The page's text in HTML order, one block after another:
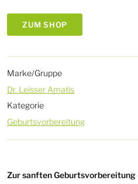
ZUM SHOP
Marke/Gruppe
Dr. Leisser Amatis
Kategorie
Geburtsvorbereitung
Zur sanften